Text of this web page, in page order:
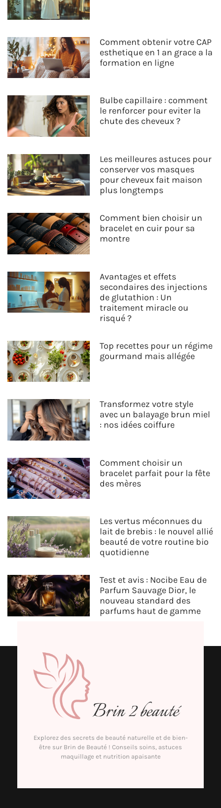
Comment obtenir votre CAP
esthetique en 1 an grace a la
formation en ligne
Bulbe capillaire : comment
le renforcer pour eviter la
chute des cheveux ?
Les meilleures astuces pour
conserver vos masques
pour cheveux fait maison
plus longtemps
Comment bien choisir un
bracelet en cuir pour sa
montre
Avantages et effets
secondaires des injections
de glutathion : Un
traitement miracle ou
risqué ?
Top recettes pour un régime
gourmand mais allégée
Transformez votre style
avec un balayage brun miel
: nos idées coiffure
Comment choisir un
bracelet parfait pour la fête
des mères
Les vertus méconnues du
lait de brebis : le nouvel allié
beauté de votre routine bio
quotidienne
Test et avis : Nocibe Eau de
Parfum Sauvage Dior, le
nouveau standard des
parfums haut de gamme
Explorez des secrets de beauté naturelle et de bien-
être sur Brin de Beauté ! Conseils soins, astuces
maquillage et nutrition apaisante